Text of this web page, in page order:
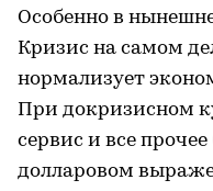
Особенно в
Кризис на самом
нормализует
При докризисном
сервис и все
долларовом